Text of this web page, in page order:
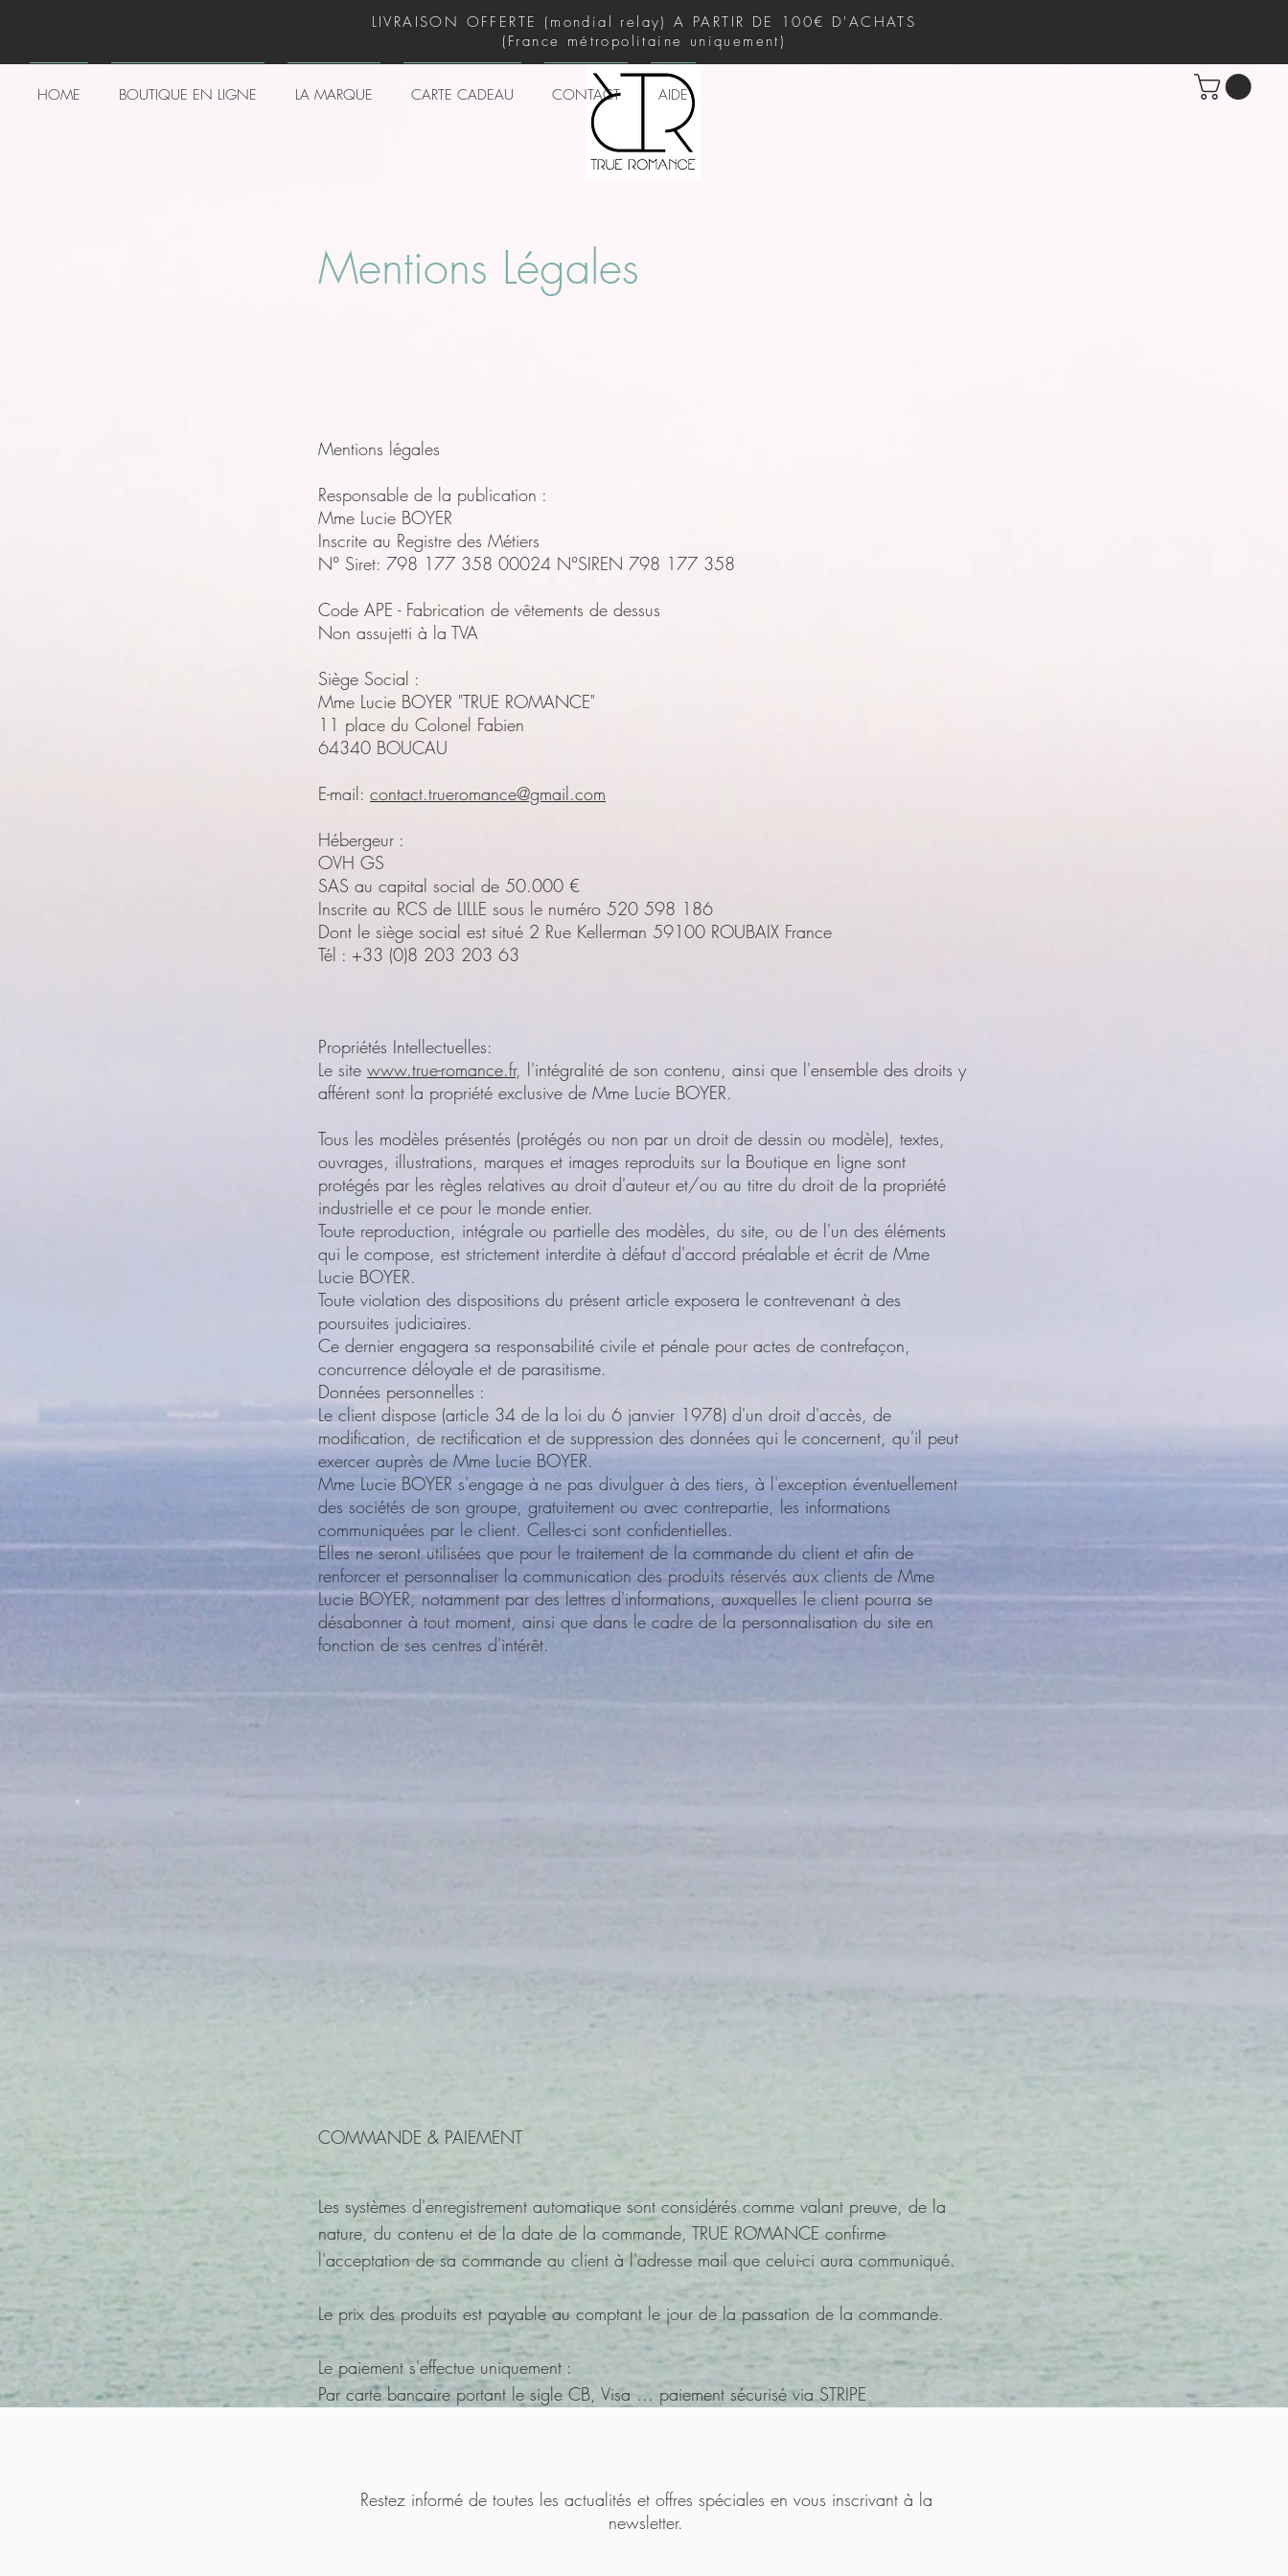
HOME BOUTIQUE EN LIGNE LA MARQUE CARTE CADEAU CONTACT AIDE
LIVRAISON OFFERTE (mondial relay) A PARTIR DE 100€ D'ACHATS
(France métropolitaine uniquement)
Mentions Légales
Mentions légales
Responsable de la publication :
Mme Lucie BOYER
Inscrite au Registre des Métiers
N° Siret: 798 177 358 00024 N°SIREN 798 177 358
Code APE - Fabrication de vêtements de dessus
Non assujetti à la TVA
Siège Social :
Mme Lucie BOYER "TRUE ROMANCE"
11 place du Colonel Fabien
64340 BOUCAU
E-mail: contact.trueromance@gmail.com
Hébergeur :
OVH GS
SAS au capital social de 50.000 €
Inscrite au RCS de LILLE sous le numéro 520 598 186
Dont le siège social est situé 2 Rue Kellerman 59100 ROUBAIX France
Tél : +33 (0)8 203 203 63
Propriétés Intellectuelles:
Le site www.true-romance.fr, l'intégralité de son contenu, ainsi que l'ensemble des droits y
afférent sont la propriété exclusive de Mme Lucie BOYER.
Tous les modèles présentés (protégés ou non par un droit de dessin ou modèle), textes,
ouvrages, illustrations, marques et images reproduits sur la Boutique en ligne sont
protégés par les règles relatives au droit d'auteur et/ou au titre du droit de la propriété
industrielle et ce pour le monde entier.
Toute reproduction, intégrale ou partielle des modèles, du site, ou de l'un des éléments
qui le compose, est strictement interdite à défaut d'accord préalable et écrit de Mme
Lucie BOYER.
Toute violation des dispositions du présent article exposera le contrevenant à des
poursuites judiciaires.
Ce dernier engagera sa responsabilité civile et pénale pour actes de contrefaçon,
concurrence déloyale et de parasitisme.
Données personnelles :
Le client dispose (article 34 de la loi du 6 janvier 1978) d'un droit d'accès, de
modification, de rectification et de suppression des données qui le concernent, qu'il peut
exercer auprès de Mme Lucie BOYER.
Mme Lucie BOYER s'engage à ne pas divulguer à des tiers, à l'exception éventuellement
des sociétés de son groupe, gratuitement ou avec contrepartie, les informations
communiquées par le client. Celles-ci sont confidentielles.
Elles ne seront utilisées que pour le traitement de la commande du client et afin de
renforcer et personnaliser la communication des produits réservés aux clients de Mme
Lucie BOYER, notamment par des lettres d'informations, auxquelles le client pourra se
désabonner à tout moment, ainsi que dans le cadre de la personnalisation du site en
fonction de ses centres d'intérêt.
COMMANDE & PAIEMENT
Les systèmes d'enregistrement automatique sont considérés comme valant preuve, de la
nature, du contenu et de la date de la commande, TRUE ROMANCE confirme
l'acceptation de sa commande au client à l'adresse mail que celui-ci aura communiqué.
Le prix des produits est payable au comptant le jour de la passation de la commande.
Le paiement s'effectue uniquement :
Par carte bancaire portant le sigle CB, Visa ... paiement sécurisé via STRIPE
Restez informé de toutes les actualités et offres spéciales en vous inscrivant à la
newsletter.